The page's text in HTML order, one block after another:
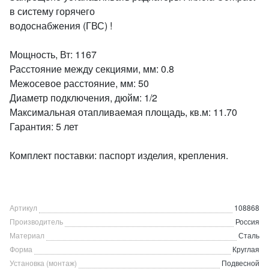
в систему горячего
водоснабжения (ГВС) !
Мощность, Вт: 1167
Расстояние между секциями, мм: 0.8
Межосевое расстояние, мм: 50
Диаметр подключения, дюйм: 1/2
Максимальная отапливаемая площадь, кв.м: 11.70
Гарантия: 5 лет
Комплект поставки: паспорт изделия, крепления.
Артикул
108868
Производитель
Россия
Материал
Сталь
Форма
Круглая
Установка (монтаж)
Подвесной